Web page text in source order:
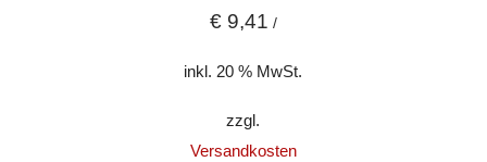
€9,41 /
inkl. 20 % MwSt.
zzgl.
Versandkosten